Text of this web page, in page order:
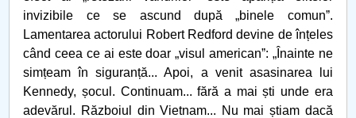
invizibile ce se ascund după „binele comunˮ.
Lamentarea actorului Robert Redford devine de înțeles
când ceea ce ai este doar „visul americanˮ: „Înainte ne
simțeam în siguranță... Apoi, a venit asasinarea lui
Kennedy, șocul. Continuam... fără a mai ști unde era
adevărul. Războiul din Vietnam... Nu mai știam dacă